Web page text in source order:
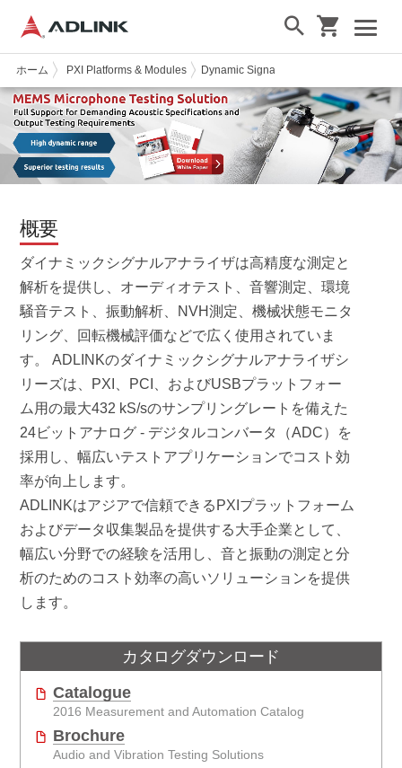
ホーム PXI Platforms & Modules Dynamic Signal Analyzer
概要
ダイナミックシグナルアナライザは高精度な測定と
解析を提供し、オーディオテスト、音響測定、環境
騒音テスト、振動解析、NVH測定、機械状態モニタ
リング、回転機械評価などで広く使用されていま
す。 ADLINKのダイナミックシグナルアナライザシ
リーズは、PXI、PCI、およびUSBプラットフォー
ム用の最大432 kS/sのサンプリングレートを備えた
24ビットアナログ - デジタルコンバータ（ADC）を
採用し、幅広いテストアプリケーションでコスト効
率が向上します。
ADLINKはアジアで信頼できるPXIプラットフォーム
およびデータ収集製品を提供する大手企業として、
幅広い分野での経験を活用し、音と振動の測定と分
析のためのコスト効率の高いソリューションを提供
します。
カタログダウンロード
Catalogue
2016 Measurement and Automation Catalog
Brochure
Audio and Vibration Testing Solutions